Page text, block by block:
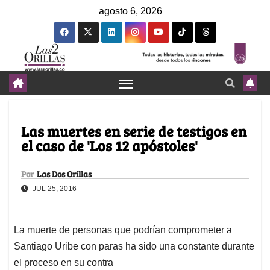
agosto 6, 2026
Las muertes en serie de testigos en
el caso de 'Los 12 apóstoles'
Por Las Dos Orillas
JUL 25, 2016
La muerte de personas que podrían comprometer a
Santiago Uribe con paras ha sido una constante durante
el proceso en su contra